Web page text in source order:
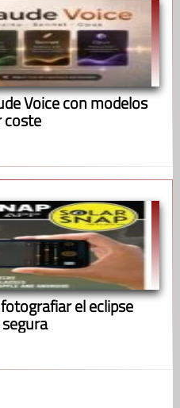
Voice con modelos
coste
el eclipse